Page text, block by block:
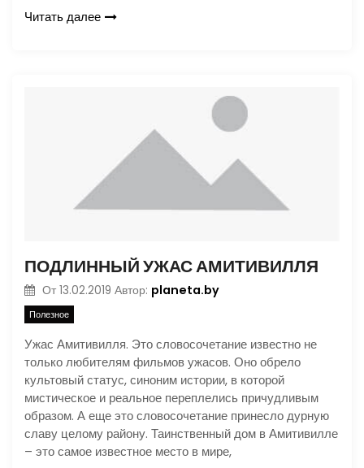
Читать далее
ПОДЛИННЫЙ УЖАС АМИТИВИЛЛЯ
От 13.02.2019 Автор: planeta.by
Полезное
Ужас Амитивилля. Это словосочетание известно не
только любителям фильмов ужасов. Оно обрело
культовый статус, синоним истории, в которой
мистическое и реальное переплелись причудливым
образом. А еще это словосочетание принесло дурную
славу целому району. Таинственный дом в Амитивилле
– это самое известное место в мире,